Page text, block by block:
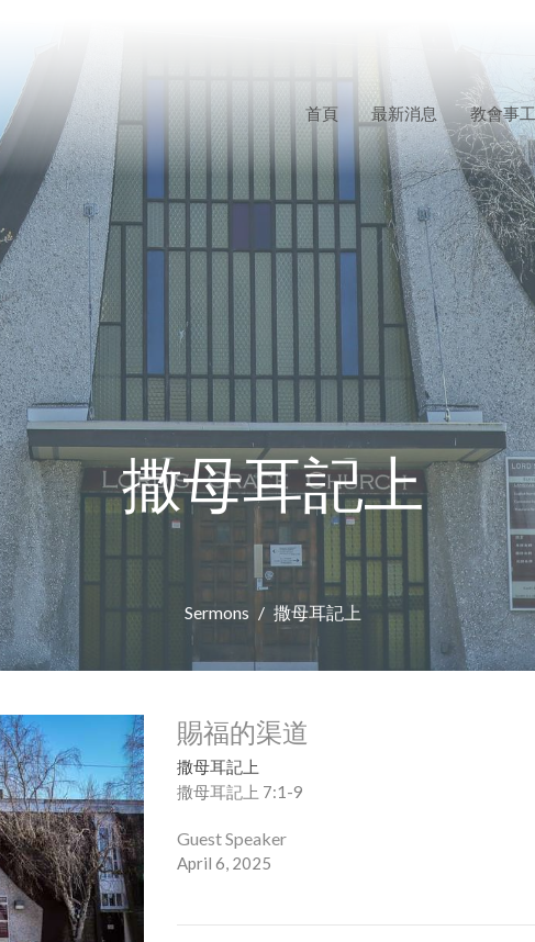
首頁 最新消息 教會事工
撒母耳記上
Sermons 撒母耳記上
賜福的渠道
撒母耳記上
撒母耳記上 7:1-9
Guest Speaker
April 6, 2025